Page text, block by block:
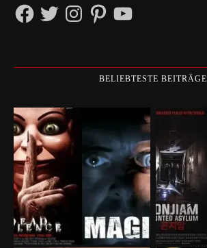
FacebookTwitterInstagramPinterestYouTube
BELIEBTESTE BEITRÄGE